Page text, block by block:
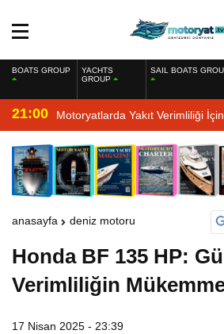
BOATS GROUP
YACHTS
GROUP
SAIL BOATS
21:00 Motoryatlarda Yakıt Verimliliği
Motor Bakımı
anasayfa deniz motoru
Honda BF 135 HP:
Verimliliğin
17 Nisan 2025 - 23:39